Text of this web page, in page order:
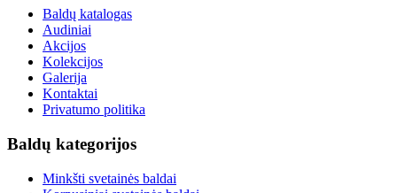
Baldų katalogas
Audiniai
Akcijos
Kolekcijos
Galerija
Kontaktai
Privatumo politika
Baldų kategorijos
Minkšti svetainės baldai